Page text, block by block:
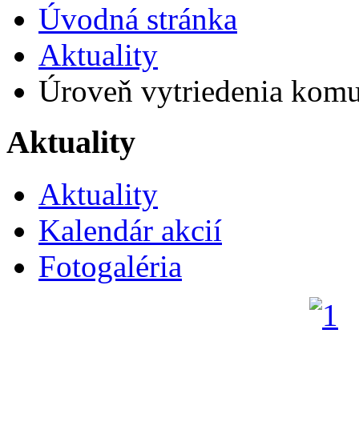
Úvodná stránka
Aktuality
Úroveň vytriedenia
Aktuality
Aktuality
Kalendár akcií
Fotogaléria